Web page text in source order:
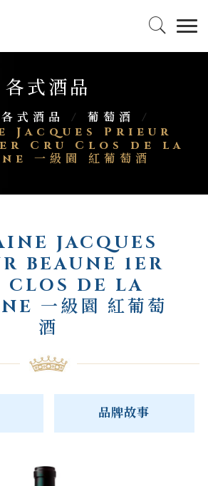
各式酒品
各式酒品 / 葡萄酒
/
Jacques Prieur
Cru Clos de la
一級園 紅葡萄酒
JACQUES
BEAUNE 1ER
CLOS DE LA
一級園 紅葡萄
酒
品牌故事